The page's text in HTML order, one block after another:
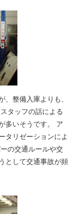
、整備入庫よりも、
タッフの話による
多いそうです。 ア
タリゼーションによ
ーの交通ルールや交
として交通事故が頻